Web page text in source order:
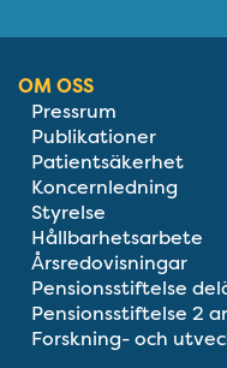
OM OSS
Pressrum
Publikationer
Patientsäkerhet
Koncernledning
Styrelse
Hållbarhetsarbete
Årsredovisningar
Pensionsstiftelse
Pensionsstiftelse 2
Forskning- och